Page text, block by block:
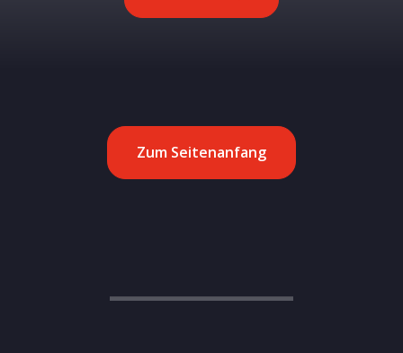
Zum Seitenanfang